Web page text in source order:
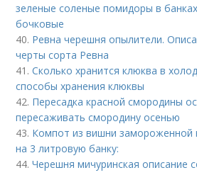
зеленые соленые помидоры в
бочковые
40. Ревна черешня опылители.
черты сорта Ревна
41.Сколько хранится клюква в
способы хранения клюквы
42. Пересадка красной смородины
пересаживать смородину осенью
43. Компот из вишни замороженной
на 3 литровую банку:
44.Черешня мичуринская описание